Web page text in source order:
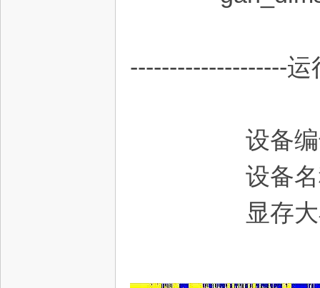
--------------------
设备
设备名称:
显存大